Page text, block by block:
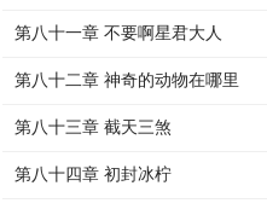
第八十一章 不要啊星君大人
第八十二章 神奇的动物在哪里
第八十三章 截天三煞
第八十四章 初封冰柠